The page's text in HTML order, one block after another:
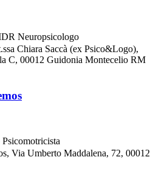
Neuropsicologo
Chiara Saccà (ex Psico&Logo),
C, 00012 Guidonia Montecelio RM
Psicomotricista
Via Umberto Maddalena, 72, 00012